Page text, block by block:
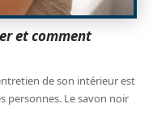
et comment
de son intérieur est
personnes. Le savon noir